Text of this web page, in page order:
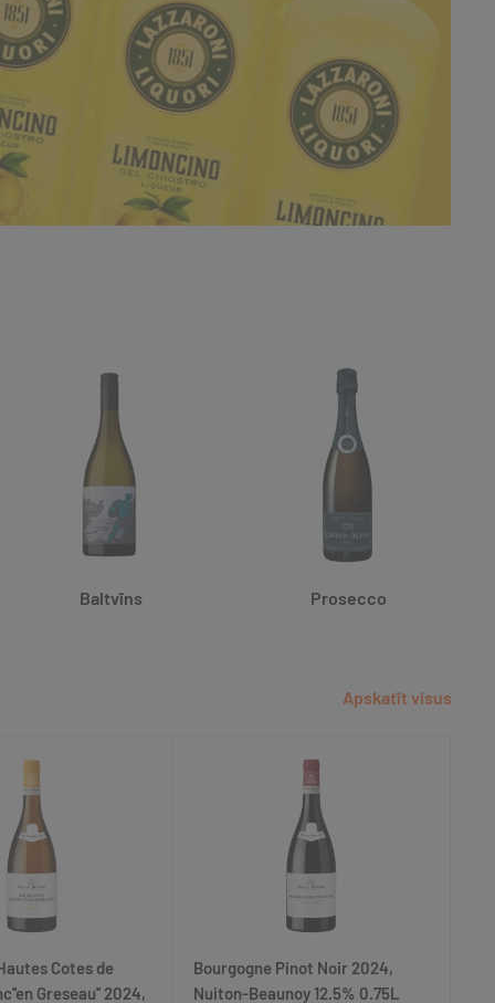
Baltvīns Prosecco
Apskatīt visus
Cotes de
Greseau'' 2024,
Bourgogne Pinot Noir 2024,
Nuiton-Beaunoy 12.5% 0.75L